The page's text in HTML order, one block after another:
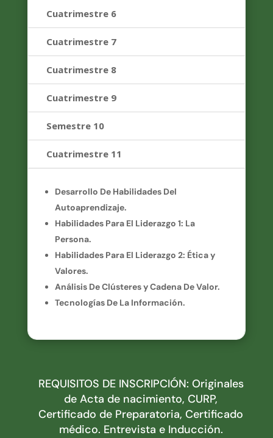
Cuatrimestre 6
Cuatrimestre 7
Cuatrimestre 8
Cuatrimestre 9
Semestre 10
Cuatrimestre 11
Desarrollo De Habilidades Del
Autoaprendizaje.
Habilidades Para El Liderazgo 1: La
Persona.
Habilidades Para El Liderazgo 2: Ética y
Valores.
Análisis De Clústeres y Cadena De Valor.
Tecnologías De La Información.
REQUISITOS DE INSCRIPCIÓN: Originales
de Acta de nacimiento, CURP,
Certificado de Preparatoria, Certificado
médico. Entrevista e Inducción.